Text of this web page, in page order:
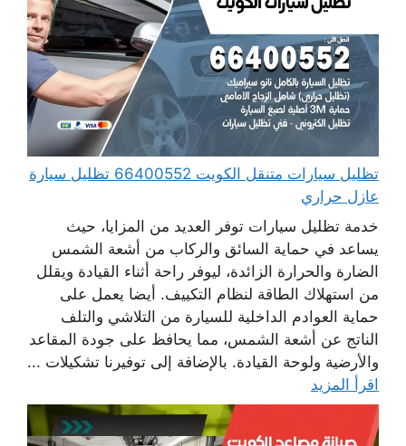
تظليل سيارات متنقل الكويت 66400552 تظليل سيارة
عازل حراري
خدمة تظليل سيارات توفر العديد من المزايا، حيث
يساعد في حماية السائق والركاب من أشعة الشمس
الضارة والحرارة الزائدة، ليوفر راحة أثناء القيادة ويقلل
من استهلاك الطاقة لنظام التكييف. أيضا يعمل على
حماية العوادم الداخلية للسيارة من التلاشي والتلف
الناتج عن أشعة الشمس، مما يحافظ على جودة المقاعد
والأرضية ولوحة القيادة. بالإضافة إلى توفيرنا تشكيلات ...
اقرأ المزيد